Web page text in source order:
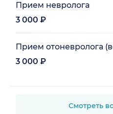
Прием невролога
3 000 ₽
Прием отоневролога
3 000 ₽
Смотреть